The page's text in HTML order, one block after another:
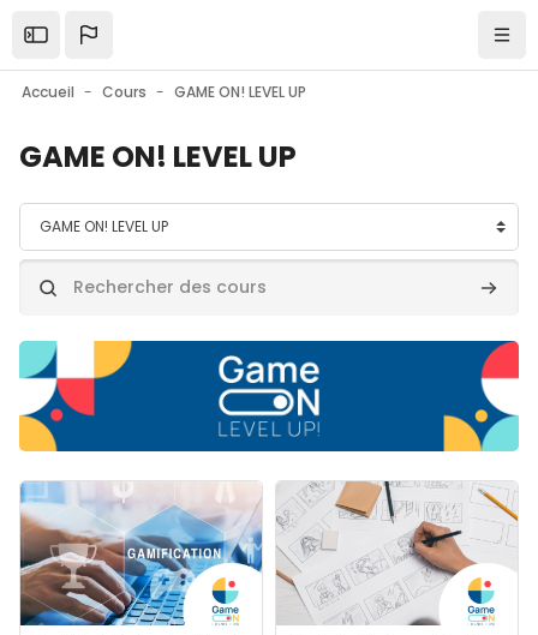
Accueil Cours GAME ON! LEVEL UP
GAME ON! LEVEL UP
Catégories de cours
Rechercher des cours
Image de cours" Module 1 | Introduction to Gamification and
Image de cours" Module 2 |